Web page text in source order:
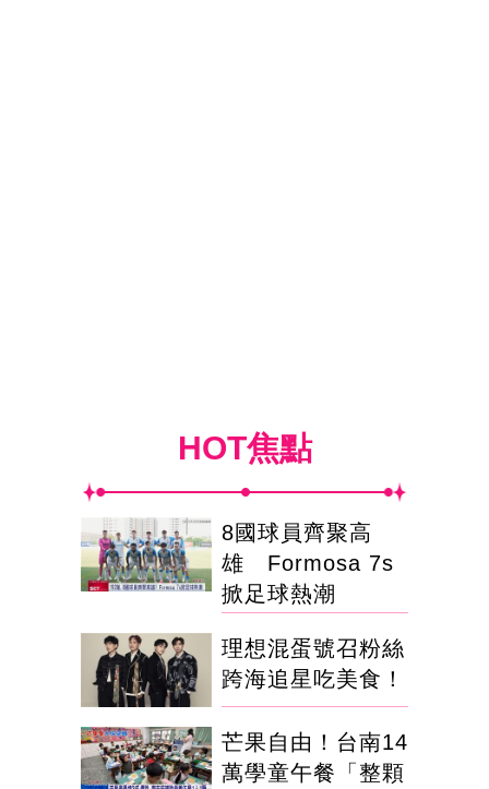
HOT焦點
8國球員齊聚高
雄 Formosa 7s
掀足球熱潮
理想混蛋號召粉絲
跨海追星吃美食！
芒果自由！台南14
萬學童午餐「整顆